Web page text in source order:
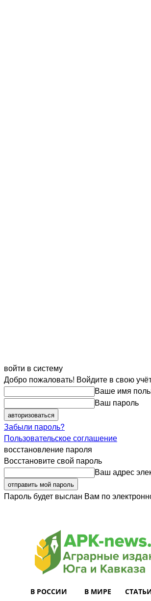
войти в систему
Добро пожаловать! Войдите в свою
Ваше имя
Ваш пароль
Забыли пароль?
Пользовательское соглашение
восстановление пароля
Восстановите свой пароль
Ваш адрес
Пароль будет выслан Вам по
В РОССИИ В МИРЕ